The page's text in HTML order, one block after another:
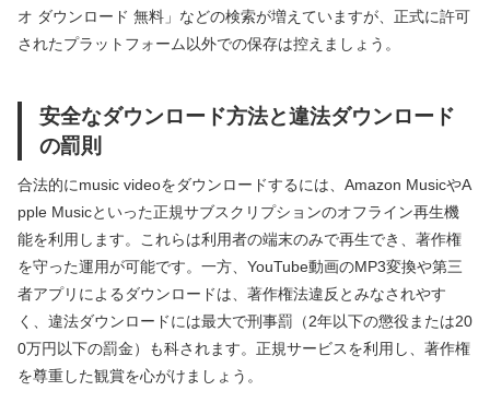
オ ダウンロード 無料」などの検索が増えていますが、正式に許可
されたプラットフォーム以外での保存は控えましょう。
安全なダウンロード方法と違法ダウンロード
の罰則
合法的にmusic videoをダウンロードするには、Amazon MusicやA
pple Musicといった正規サブスクリプションのオフライン再生機
能を利用します。これらは利用者の端末のみで再生でき、著作権
を守った運用が可能です。一方、YouTube動画のMP3変換や第三
者アプリによるダウンロードは、著作権法違反とみなされやす
く、違法ダウンロードには最大で刑事罰（2年以下の懲役または20
0万円以下の罰金）も科されます。正規サービスを利用し、著作権
を尊重した観賞を心がけましょう。